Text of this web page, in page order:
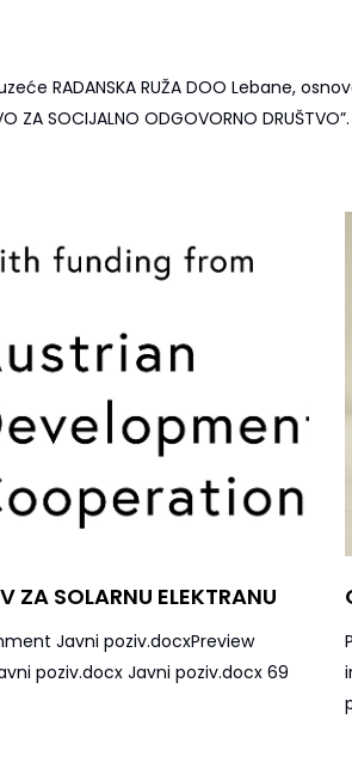
RADANSKA RUŽA DOO Lebane,
ZA SOCIJALNO ODGOVORNO DRUŠTVO”.
ZA SOLARNU ELEKTRANU
Javni poziv.docxPreview
poziv.docx Javni poziv.docx 69